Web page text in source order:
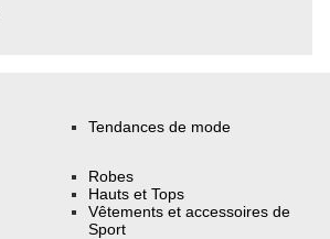
Tendances de mode
Robes
Hauts et Tops
Vêtements et accessoires de
Sport